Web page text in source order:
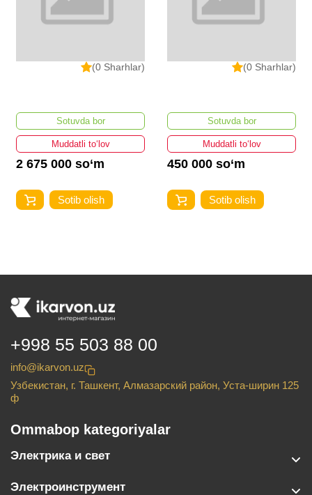
(0 Sharhlar)
Sotuvda bor
Muddatli to‘lov
2 675 000 so‘m
Sotib olish
(0 Sharhlar)
Sotuvda bor
Muddatli to‘lov
450 000 so‘m
Sotib olish
+998 55 503 88 00
info@ikarvon.uz
Узбекистан, г. Ташкент, Алмазарский район, Уста-ширин 125
ф
Ommabop kategoriyalar
Электрика и свет
Электроинструмент